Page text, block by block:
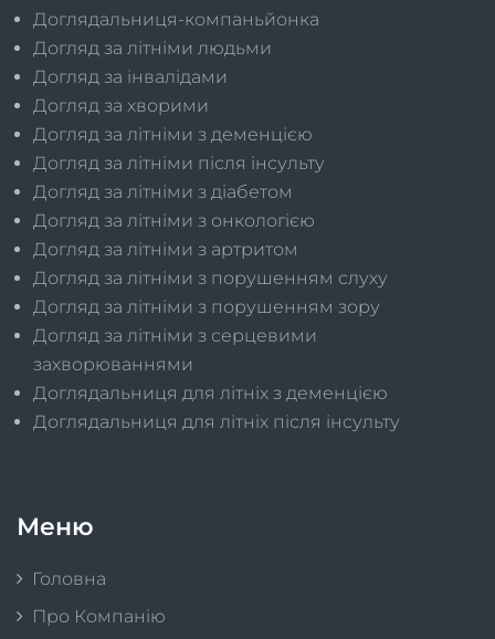
Доглядальниця-компаньйонка
Догляд за літніми людьми
Догляд за інвалідами
Догляд за хворими
Догляд за літніми з деменцією
Догляд за літніми після інсульту
Догляд за літніми з діабетом
Догляд за літніми з онкологією
Догляд за літніми з артритом
Догляд за літніми з порушенням слуху
Догляд за літніми з порушенням зору
Догляд за літніми з серцевими
захворюваннями
Доглядальниця для літніх з деменцією
Доглядальниця для літніх після інсульту
Меню
Головна
Про Компанію